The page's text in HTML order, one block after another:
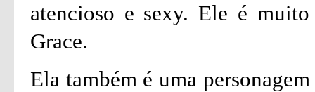
atencioso e sexy. Ele é
Grace.
Ela também é uma